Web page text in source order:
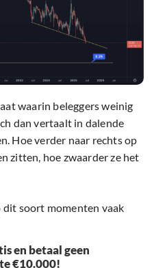
waarin beleggers weinig
dan vertaalt in dalende
Hoe verder naar rechts op
zitten, hoe zwaarder ze het
soort momenten vaak
en betaal geen
€10.000!